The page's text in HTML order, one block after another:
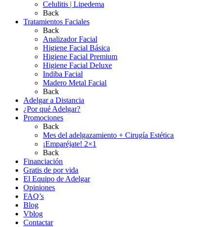
Celulitis | Lipedema
Back
Tratamientos Faciales
Back
Analizador Facial
Higiene Facial Básica
Higiene Facial Premium
Higiene Facial Deluxe
Indiba Facial
Madero Metal Facial
Back
Adelgar a Distancia
¿Por qué Adelgar?
Promociones
Back
Mes del adelgazamiento + Cirugía Estética
¡Emparéjate! 2×1
Back
Financiación
Gratis de por vida
El Equipo de Adelgar
Opiniones
FAQ’s
Blog
Vblog
Contactar